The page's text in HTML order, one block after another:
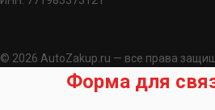
© 2026 AutoZakup.ru — все права
Форма для